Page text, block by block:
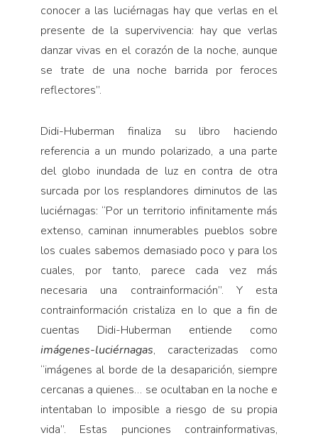
conocer a las luciérnagas hay que verlas en el
presente de la supervivencia: hay que verlas
danzar vivas en el corazón de la noche, aunque
se trate de una noche barrida por feroces
reflectores”.
Didi-Huberman finaliza su libro haciendo
referencia a un mundo polarizado, a una parte
del globo inundada de luz en contra de otra
surcada por los resplandores diminutos de las
luciérnagas: “Por un territorio infinitamente más
extenso, caminan innumerables pueblos sobre
los cuales sabemos demasiado poco y para los
cuales, por tanto, parece cada vez más
necesaria una contrainformación”. Y esta
contrainformación cristaliza en lo que a fin de
cuentas Didi-Huberman entiende como
imágenes-luciérnagas, caracterizadas como
“imágenes al borde de la desaparición, siempre
cercanas a quienes… se ocultaban en la noche e
intentaban lo imposible a riesgo de su propia
vida”. Estas punciones contrainformativas,